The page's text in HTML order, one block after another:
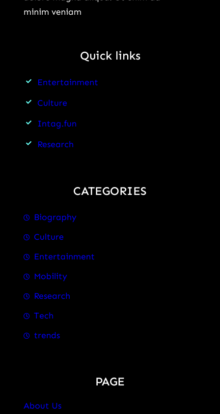
minim veniam
Quick links
Entertainment
Culture
Intag.fun
Research
CATEGORIES
Biography
Culture
Entertainment
Mobility
Research
Tech
trends
PAGE
About Us